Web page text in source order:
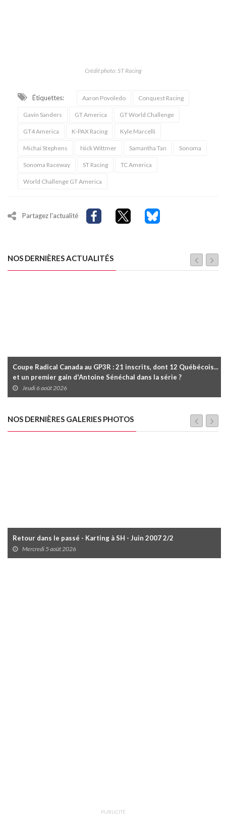
Crédit photo: ST Racing
Étiquettes: Aaron Povoledo Conquest Racing
Gavin Sanders GT America GT World Challenge
GT4 America K-PAX Racing Kyle Marcelli
Michai Stephens Nick Wittmer Samantha Tan Sonoma
Sonoma Raceway ST Racing TC America
World Challenge GT America
Partagez l'actualité
NOS DERNIÈRES ACTUALITÉS
Coupe Radical Canada au GP3R : 21 inscrits, dont 12 Québécois...
et un premier gain d'Antoine Sénéchal dans la série ?
Jeudi 6 août 2026
NOS DERNIÈRES GALERIES PHOTOS
Retour dans le passé - Karting à SH - Juin 2007 2/2
Mercredi 5 août 2026
PUBLICITÉ